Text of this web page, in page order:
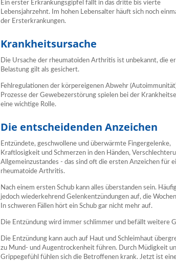
Ein erster Erkrankungsgipfel fällt in das dritte bis vierte
Lebensjahrzehnt. Im hohen Lebensalter häuft sich noch
der Ersterkrankungen.
Krankheitsursache
Die Ursache der rheumatoiden Arthritis ist unbekannt, die
Belastung gilt als gesichert.
Fehlregulationen der körpereigenen Abwehr
Prozesse der Gewebezerstörung spielen bei der
eine wichtige Rolle.
Die entscheidenden Anzeichen
Entzündete, geschwollene und überwärmte Fingergelenke,
Kraftlosigkeit und Schmerzen in den Händen,
Allgemeinzustandes - das sind oft die ersten Anzeichen für
rheumatoide Arthritis.
Nach einem ersten Schub kann alles überstanden sein.
jedoch wiederkehrend Gelenkentzündungen auf, die
In schweren Fällen hört ein Schub gar nicht mehr auf.
Die Entzündung wird immer schlimmer und befällt weitere
Die Entzündung kann auch auf Haut und Schleimhaut
zu Mund- und Augentrockenheit führen. Durch Müdigkeit
Grippegefühl fühlen sich die Betroffenen krank. Jetzt ist